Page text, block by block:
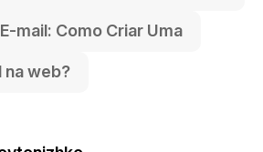
mail: Como Criar Uma
na web?